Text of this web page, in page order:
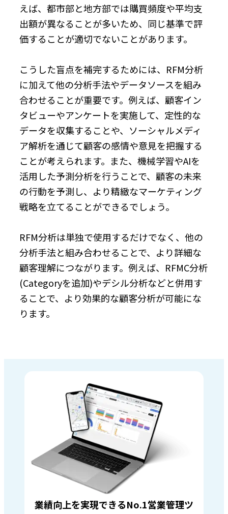
えば、都市部と地方部では購買頻度や平均支
出額が異なることが多いため、同じ基準で評
価することが適切でないことがあります。
こうした盲点を補完するためには、RFM分析
に加えて他の分析手法やデータソースを組み
合わせることが重要です。例えば、顧客イン
タビューやアンケートを実施して、定性的な
データを収集することや、ソーシャルメディ
ア解析を通じて顧客の感情や意見を把握する
ことが考えられます。また、機械学習やAIを
活用した予測分析を行うことで、顧客の未来
の行動を予測し、より精緻なマーケティング
戦略を立てることができるでしょう。
RFM分析は単独で使用するだけでなく、他の
分析手法と組み合わせることで、より詳細な
顧客理解につながります。例えば、RFMC分析
(Categoryを追加)やデシル分析などと併用す
ることで、より効果的な顧客分析が可能にな
ります。
業績向上を実現できるNo.1営業管理ツ